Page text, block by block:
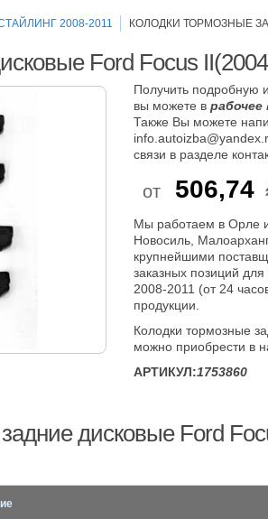
2008-2011 КОЛОДКИ ТОРМОЗНЫЕ
Ford Focus
Получить подробную
вы можете в рабочее
Также Вы можете
связи в разделе
от 506,74
Мы работаем в Орле
Новосиль,
крупнейшими
заказных позиций
2008-2011 (от 24
продукции.
Колодки тормозные
можно приобрести в
АРТИКУЛ:1753860
дисковые Ford